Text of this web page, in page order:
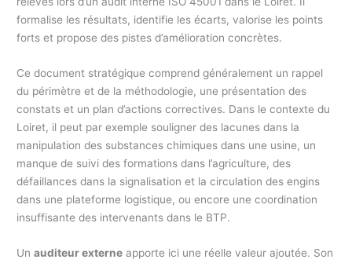
formalise les résultats, identifie les écarts, valorise les points
forts et propose des pistes d’amélioration concrètes.
Ce document stratégique comprend généralement un rappel
du périmètre et de la méthodologie, une présentation des
constats et un plan d’actions correctives. Dans le contexte du
Loiret, il peut par exemple souligner des lacunes dans la
manipulation des substances chimiques dans une usine, un
manque de suivi des formations dans l’agriculture, des
défaillances dans la signalisation et la circulation des engins
dans une plateforme logistique, ou encore une coordination
insuffisante des intervenants dans le BTP.
Unauditeur externe apporte ici une réelle valeur ajoutée. Son